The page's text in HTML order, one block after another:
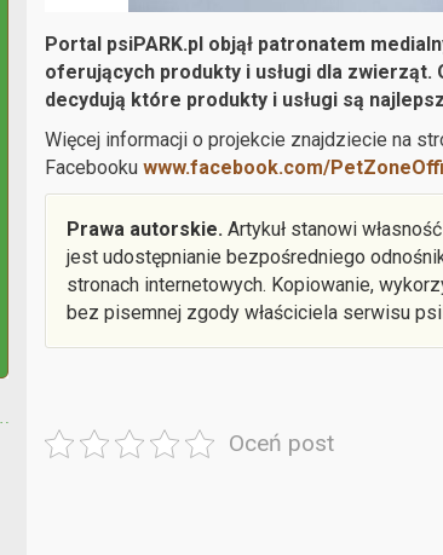
Portal psiPARK.pl objął patronatem
oferujących produkty i usługi dla
decydują które produkty i usługi są
Więcej informacji o projekcie znajdziecie na
Facebooku www.facebook.com/
Prawa autorskie. Artykuł stanowi
jest udostępnianie bezpośredniego
stronach internetowych. Kopiowanie,
bez pisemnej zgody właściciela serwisu
Oceń post